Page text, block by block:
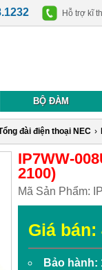
Hỗ trợ kĩ
BỘ ĐÀM
đài điện thoại NEC ›
IP7WW-
2100)
Mã Sản Phẩm:
Giá bán:
Bảo hành: